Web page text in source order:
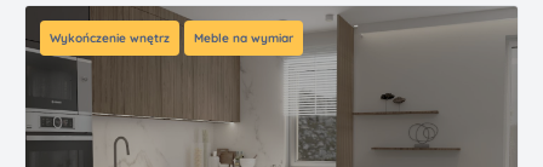
Wykończenie wnętrz Meble na wymiar